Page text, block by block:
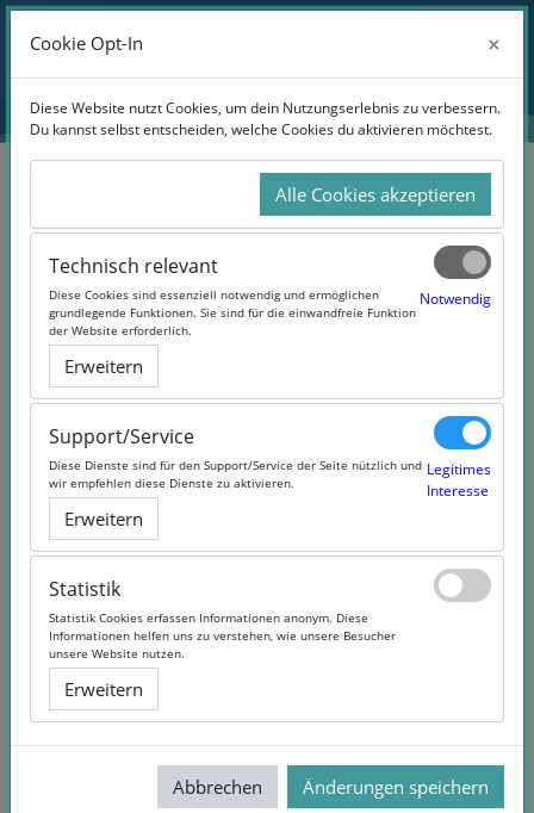
Zum Hauptinhalt
Website-Übersicht
Anmelden
Suchen
2 Products Found
Start-Up Management
Jürgen Klein
English
Cookie Opt-In ×
Diese Website nutzt Cookies, um dein Nutzungserlebnis zu verbessern.
Du kannst selbst entscheiden, welche Cookies du aktivieren möchtest.
Alle Cookies akzeptieren
Technisch relevant
Diese Cookies sind essenziell notwendig und ermöglichen
grundlegende Funktionen. Sie sind für die einwandfreie Funktion
der Website erforderlich.
Notwendig
Erweitern
Support/Service
Diese Dienste sind für den Support/Service der Seite nützlich und
wir empfehlen diese Dienste zu aktivieren.
Legitimes
Interesse
Erweitern
Statistik
Statistik Cookies erfassen Informationen anonym. Diese
Informationen helfen uns zu verstehen, wie unsere Besucher
unsere Website nutzen.
Erweitern
Abbrechen Änderungen speichern
Cookie Opt-In ×
Diese Website nutzt Cookies, um dein Nutzungserlebnis zu verbessern.
Du kannst selbst entscheiden, welche Cookies du aktivieren möchtest.
Alle Cookies akzeptieren
Technisch relevant
Diese Cookies sind essenziell notwendig und ermöglichen
grundlegende Funktionen. Sie sind für die einwandfreie Funktion
der Website erforderlich.
Notwendig
Erweitern
Support/Service
Diese Dienste sind für den Support/Service der Seite nützlich und
wir empfehlen diese Dienste zu aktivieren.
Legitimes
Interesse
Erweitern
Statistik
Statistik Cookies erfassen Informationen anonym. Diese
Informationen helfen uns zu verstehen, wie unsere Besucher
unsere Website nutzen.
Erweitern
Abbrechen Änderungen speichern